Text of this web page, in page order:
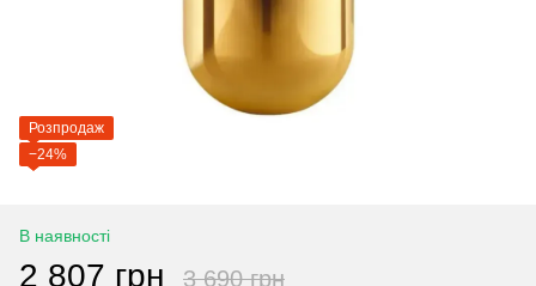
Розпродаж
−24%
В наявності
2 807 грн 3 690 грн